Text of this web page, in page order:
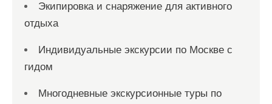
Экипировка и снаряжение для активного
отдыха
Индивидуальные экскурсии по Москве с
гидом
Многодневные экскурсионные туры по